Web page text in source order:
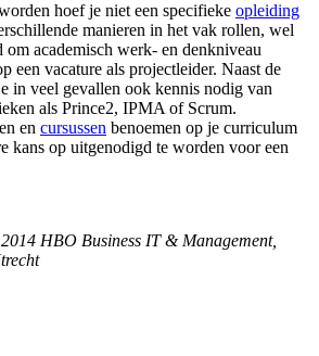
hoef je niet een specifieke opleiding
manieren in het vak rollen, wel
academisch werk- en denkniveau
een vacature als projectleider. Naast de
in veel gevallen ook kennis nodig van
als Prince2, IPMA of Scrum.
en cursussen benoemen op je curriculum
kans op uitgenodigd te worden voor een
HBO Business IT & Management,